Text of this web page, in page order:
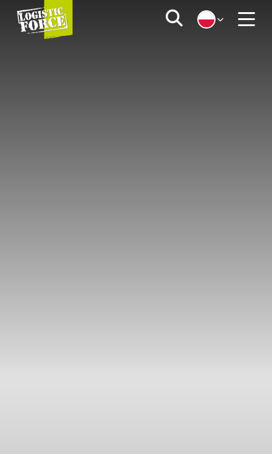
Logistic
Force
|
Zoeken